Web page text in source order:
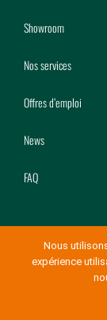
Showroom
Nos services
Offres d’emploi
News
FAQ
© Copyright Mery
Nous
expérience